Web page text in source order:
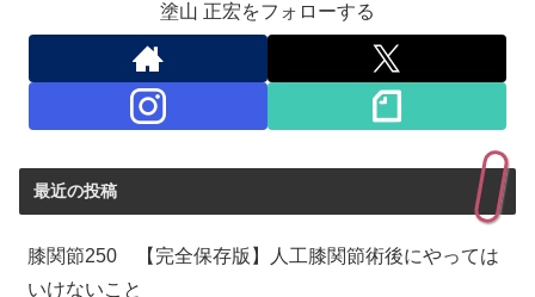
塗山 正宏をフォローする
最近の投稿
膝関節250 【完全保存版】人工膝関節術後にやっては
いけないこと